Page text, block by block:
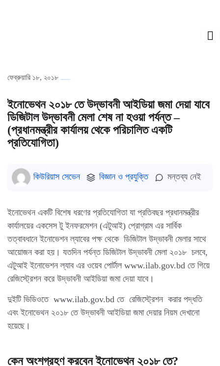
ফেব্রুয়ারি ১৮, ২০১৮
ইনোভেথন ২০১৮ তে উদ্ভাবনী আইডিয়া জমা দেয়া যাবে
ডিজিটাল উদ্ভাবনী মেলা শেষ না হওয়া পর্যন্ত –
(প্রধানমন্ত্রীর কার্যালয় থেকে পরিচালিত একটি
প্রতিযোগিতা)
কিউরিয়াস সেভেন বিজ্ঞান ও প্রযুক্তি মন্তব্য নেই
ইনোভেথন একটি বিশেষ ধরণের প্রতিযোগিতা যা প্রতিবছর প্রধানমন্ত্রীর
কার্যালয়ের একসেস টু ইনফরমেশন (এটুআই) প্রোগ্রাম এর সার্বিক
তত্বাবধানে ইনোভেশন ল্যাবের পক্ষ থেকে ডিজিটাল উদ্ভাবনী মেলার সাথে
আয়োজন করা হয়। যতদিন পর্যন্ত ডিজিটাল উদ্ভাবনী মেলা ২০১৮ চলবে,
এটুআই ইনোভেশন ল্যাব এর ওয়েব পোর্টাল www.ilab.gov.bd তে গিয়ে
রেজিস্ট্রেশন করে উদ্ভাবনী আইডিয়া জমা দেয়া যাবে।
দুইটি ভিডিওতে www.ilab.gov.bd তে রেজিস্ট্রেশন করার পদ্ধতি
এবং ইনোভেথন ২০১৮ তে উদ্ভাবনী আইডিয়া জমা দেয়ার নিয়ম দেখানো
হয়েছে।
কেন অংশগ্রহণ করবেন ইনোভেথন ২০১৮ তে?